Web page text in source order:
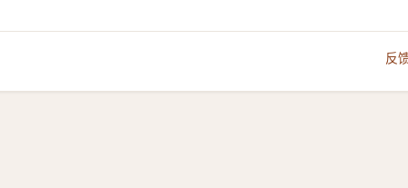
反